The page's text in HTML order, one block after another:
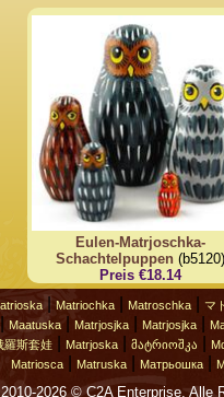
Eulen-Matrjoschka-
Schachtelpuppen(b5120)
Preis €18.14
| Matriochka| Matroschka| マ
Maatuska| Matrjosjka| Matrjosjka|
羅斯套娃 Matrjoska მატრიოშკა
Matriosca Matruska Матрьошка
2026 © C2A Enterprise. Alle